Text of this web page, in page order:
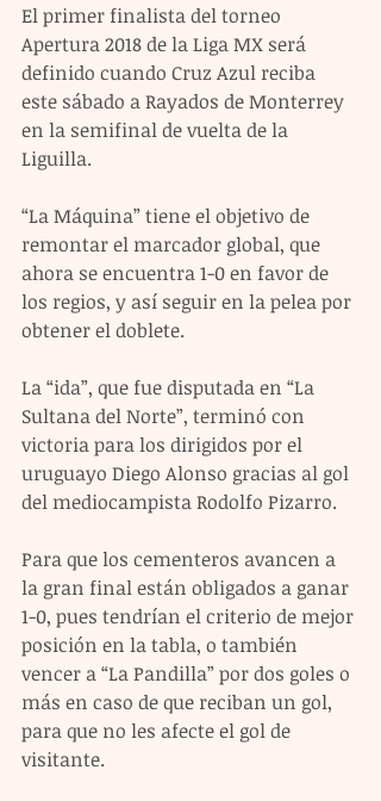
El primer finalista del torneo
Apertura 2018 de la Liga MX será
definido cuando Cruz Azul reciba
este sábado a Rayados de Monterrey
en la semifinal de vuelta de la
Liguilla.
“La Máquina” tiene el objetivo de
remontar el marcador global, que
ahora se encuentra 1-0 en favor de
los regios, y así seguir en la pelea por
obtener el doblete.
La “ida”, que fue disputada en “La
Sultana del Norte”, terminó con
victoria para los dirigidos por el
uruguayo Diego Alonso gracias al gol
del mediocampista Rodolfo Pizarro.
Para que los cementeros avancen a
la gran final están obligados a ganar
1-0, pues tendrían el criterio de mejor
posición en la tabla, o también
vencer a “La Pandilla” por dos goles o
más en caso de que reciban un gol,
para que no les afecte el gol de
visitante.